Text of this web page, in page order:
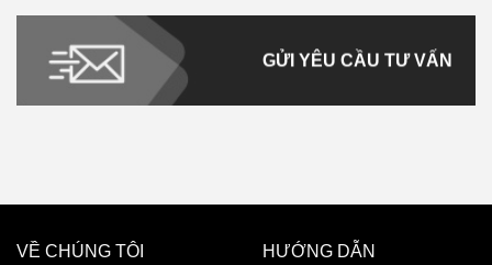
GỬI YÊU CẦU TƯ VẤN
VỀ CHÚNG TÔI
HƯỚNG DẪN